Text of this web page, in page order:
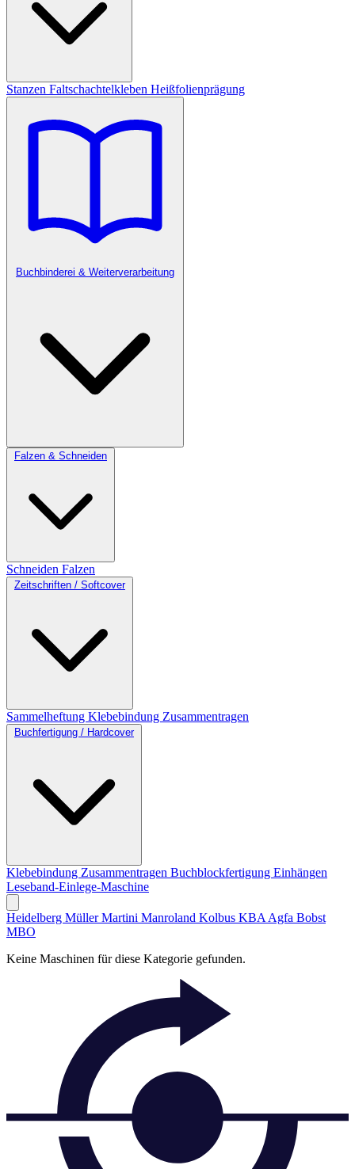
Stanzen Faltschachtelkleben Heißfolienprägung
Buchbinderei & Weiterverarbeitung
Falzen & Schneiden
Schneiden Falzen
Zeitschriften / Softcover
Sammelheftung Klebebindung Zusammentragen
Buchfertigung / Hardcover
Klebebindung Zusammentragen Buchblockfertigung Einhängen
Leseband-Einlege-Maschine
Heidelberg Müller Martini Manroland Kolbus KBA Agfa Bobst
MBO
Keine Maschinen für diese Kategorie gefunden.